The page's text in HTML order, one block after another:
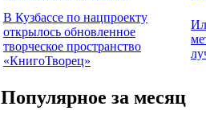
В Кузбассе по нацпроекту
открылось обновленное
творческое пространство
«КнигоТворец»
Популярное за месяц